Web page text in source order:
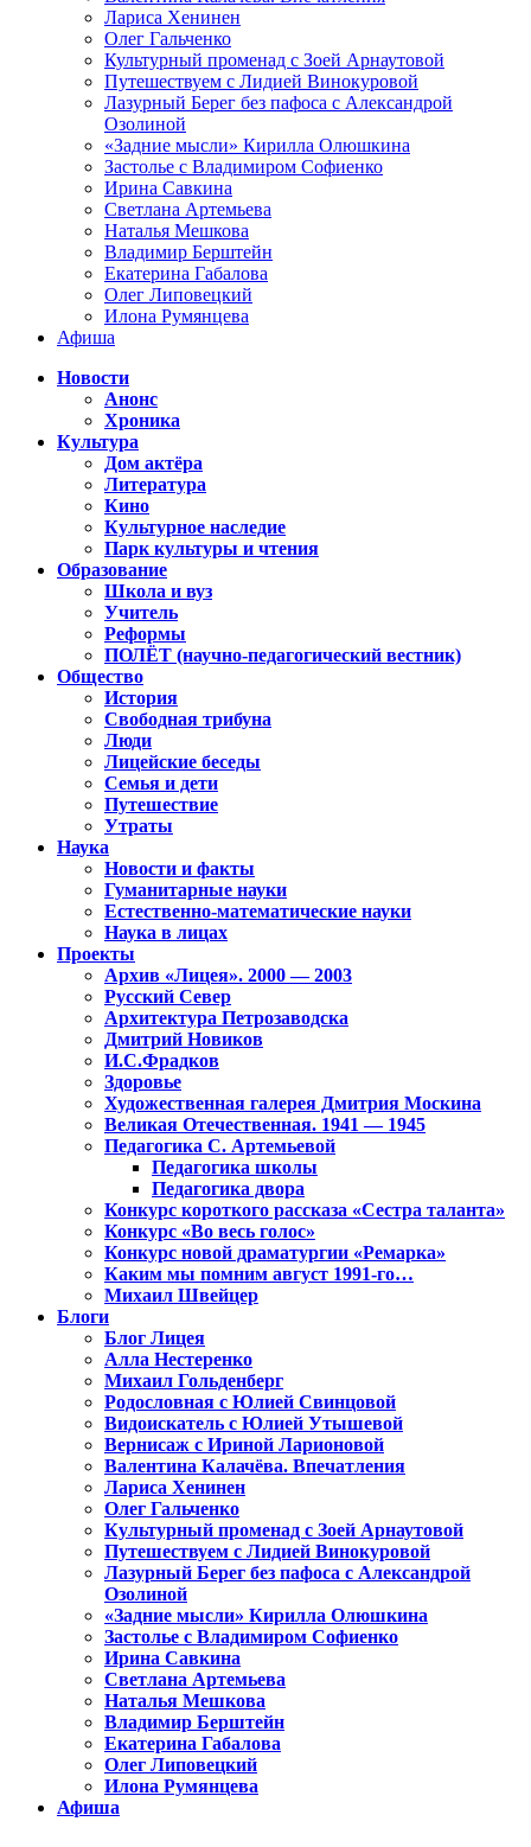
Лариса Хенинен
Олег Гальченко
Культурный променад с Зоей Арнаутовой
Путешествуем с Лидией Винокуровой
Лазурный Берег без пафоса с Александрой
Озолиной
«Задние мысли» Кирилла Олюшкина
Застолье с Владимиром Софиенко
Ирина Савкина
Светлана Артемьева
Наталья Мешкова
Владимир Берштейн
Екатерина Габалова
Олег Липовецкий
Илона Румянцева
Афиша
Новости
Анонс
Хроника
Культура
Дом актёра
Литература
Кино
Культурное наследие
Парк культуры и чтения
Образование
Школа и вуз
Учитель
Реформы
ПОЛЁТ (научно-педагогический вестник)
Общество
История
Свободная трибуна
Люди
Лицейские беседы
Семья и дети
Путешествие
Утраты
Наука
Новости и факты
Гуманитарные науки
Естественно-математические науки
Наука в лицах
Проекты
Архив «Лицея». 2000 — 2003
Русский Север
Архитектура Петрозаводска
Дмитрий Новиков
И.С.Фрадков
Здоровье
Художественная галерея Дмитрия Москина
Великая Отечественная. 1941 — 1945
Педагогика С. Артемьевой
Педагогика школы
Педагогика двора
Конкурс короткого рассказа «Сестра таланта»
Конкурс «Во весь голос»
Конкурс новой драматургии «Ремарка»
Каким мы помним август 1991-го…
Михаил Швейцер
Блоги
Блог Лицея
Алла Нестеренко
Михаил Гольденберг
Родословная с Юлией Свинцовой
Видоискатель с Юлией Утышевой
Вернисаж с Ириной Ларионовой
Валентина Калачёва. Впечатления
Лариса Хенинен
Олег Гальченко
Культурный променад с Зоей Арнаутовой
Путешествуем с Лидией Винокуровой
Лазурный Берег без пафоса с Александрой
Озолиной
«Задние мысли» Кирилла Олюшкина
Застолье с Владимиром Софиенко
Ирина Савкина
Светлана Артемьева
Наталья Мешкова
Владимир Берштейн
Екатерина Габалова
Олег Липовецкий
Илона Румянцева
Афиша